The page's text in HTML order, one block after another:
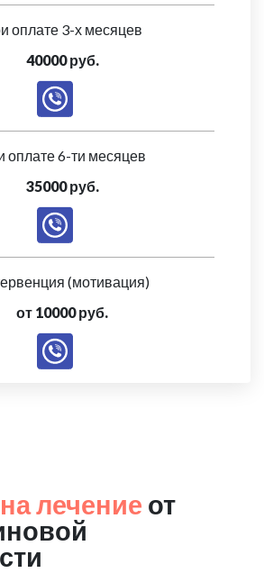
оплате 3-х месяцев
40000 руб.
оплате 6-ти месяцев
35000 руб.
(мотивация)
от 10000 руб.
лечение от